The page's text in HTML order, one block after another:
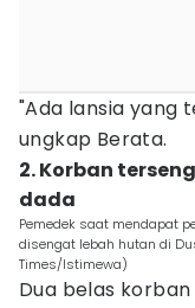
"Ada lansia yang
ungkap Berata.
2. Korban
dada
Pemedek saat mendapat
disengat lebah hutan di
Times/Istimewa)
Dua belas